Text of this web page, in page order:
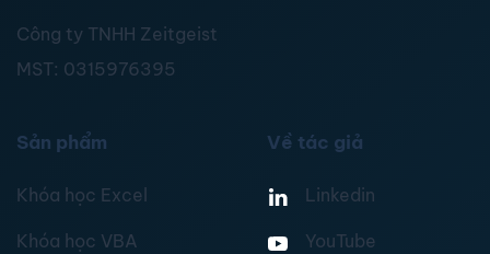
Công ty TNHH Zeitgeist
MST: 0315976395
Sản phẩm
Khóa học Excel
Khóa học VBA
Về tác giả
Linkedin
YouTube